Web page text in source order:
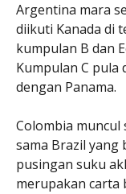
Argentina mara
diikuti Kanada di
kumpulan B dan
Kumpulan C
dengan Panama.
Colombia muncul
sama Brazil yang
pusingan suku
merupakan carta